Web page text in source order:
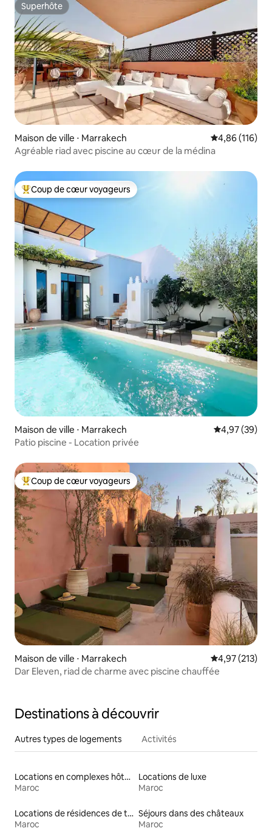
Superhôte
Superhôte
Maison de ville ⋅ Marrakech Évaluation
4,86 (116)
Agréable riad avec piscine au cœur de la médina
Coups de cœur voyageurs les plus appréciés
Coup de cœur voyageurs
Maison de ville ⋅ Marrakech Évaluation
4,97 (39)
Patio piscine - Location privée
Coups de cœur voyageurs les plus appréciés
Coup de cœur voyageurs
Maison de ville ⋅ Marrakech Évaluation
4,97 (213)
Dar Eleven, riad de charme avec piscine chauffée
Destinations à découvrir
Autres types de logements Activités
Locations en complexes hôteliers
Maroc
Locations de luxe
Maroc
Locations de résidences de tourisme
Maroc
Séjours dans des châteaux
Maroc